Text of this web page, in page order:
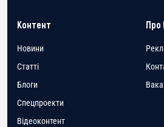
Контент
Новини
Статті
Блоги
Спецпроекти
Відеоконтент
Про